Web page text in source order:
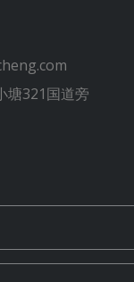
塘321国道旁